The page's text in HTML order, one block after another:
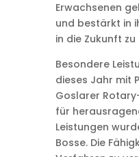
Erwachsenen
und bestärkt in
in die Zukunft zu
Besondere
dieses Jahr mit
Goslarer
für
Leistungen
Bosse. Die